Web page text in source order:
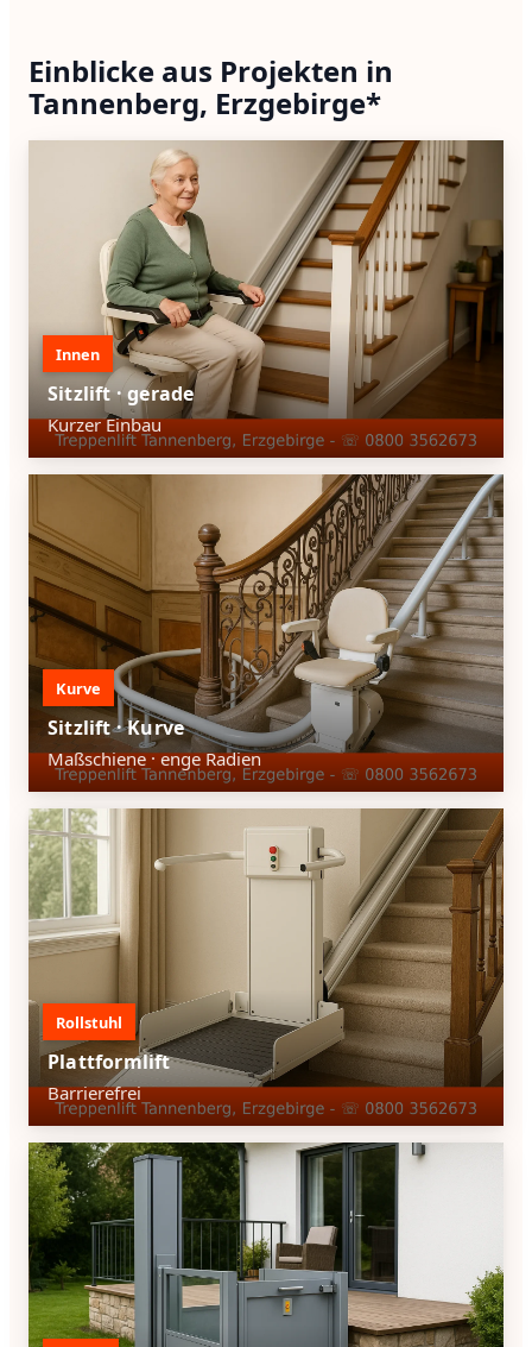
Einblicke aus Projekten in
Tannenberg, Erzgebirge*
Innen
Sitzlift · gerade
Kurzer Einbau
Kurve
Sitzlift · Kurve
Maßschiene · enge Radien
Rollstuhl
Plattformlift
Barrierefrei